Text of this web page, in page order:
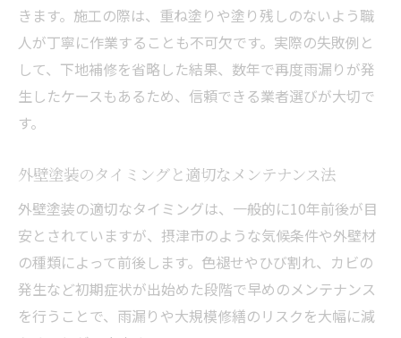
外壁塗装の早期対応がもたらす住まいの安
心
きます。施工の際は、重ね塗りや塗り残しのないよう職
人が丁寧に作業することも不可欠です。実際の失敗例と
して、下地補修を省略した結果、数年で再度雨漏りが発
生したケースもあるため、信頼できる業者選びが大切で
す。
外壁塗装のタイミングと適切なメンテナンス法
外壁塗装の適切なタイミングは、一般的に10年前後が目
安とされていますが、摂津市のような気候条件や外壁材
の種類によって前後します。色褪せやひび割れ、カビの
発生など初期症状が出始めた段階で早めのメンテナンス
を行うことで、雨漏りや大規模修繕のリスクを大幅に減